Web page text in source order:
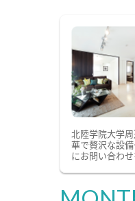
北陸学院大学
華で贅沢な設
にお問い合わせ